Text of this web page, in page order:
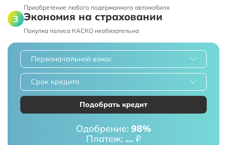
Приобретение любого подержанного автомобиля
Экономия на страховании
Покупка полиса КАСКО необязательна
Первоначальной взнос
Срок кредита
Подобрать кредит
Одобрение: 98%
Платеж: ... ₽